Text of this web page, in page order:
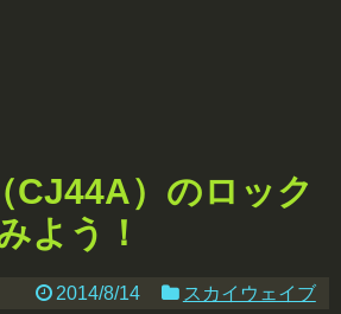
CJ44A）のロック
よう！
2014/8/14 スカイウェイブ